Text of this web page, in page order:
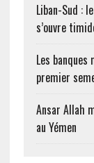
Liban-Sud :
s’ouvre
Les
premier
Ansar Allah
au Yémen